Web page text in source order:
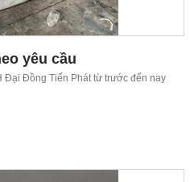
yêu cầu
Đại Đồng Tiến Phát từ trước đến nay